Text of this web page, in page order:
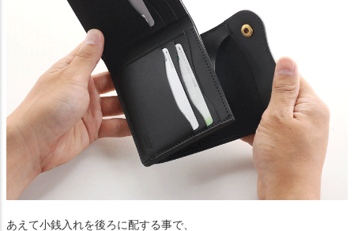
あえて小銭入れを後ろに配する事で、